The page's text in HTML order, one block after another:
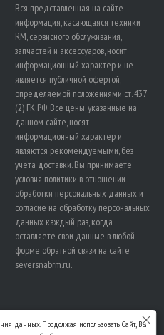
Вся представленная на сайте
информация, касающаяся техники
RM, сервисного обслуживания,
запчастей и аксессуаров, носит
информационный характер и не
является публичной офертой,
определяемой положениями ст. 437
(2) ГК РФ. Все цены, указанные на
данном сайте, носят
информационный характер и
являются рекомендуемыми, без
учета доставки. Вы принимаете
условия политики в отношении
обработки персональных данных и
согласие на обработку персональных
данных каждый раз, когда
оставляете свои данные в любой
форме обратной связи на сайте
seversnabrm.ru.
данных. Продолжая использовать Сайт, Вы